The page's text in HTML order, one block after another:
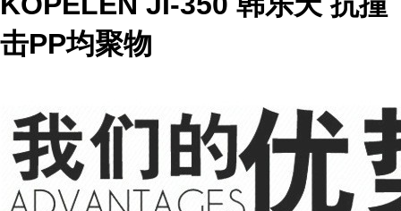
击PP均聚物